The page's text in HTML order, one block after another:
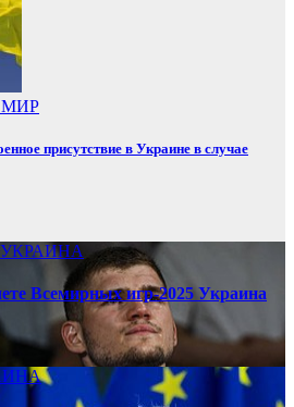
МИР
присутствие в Украине в случае
УКРАИНА
Всемирных игр-2025 Украина